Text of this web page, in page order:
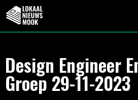
Design Engineer
Groep 29-11-2023